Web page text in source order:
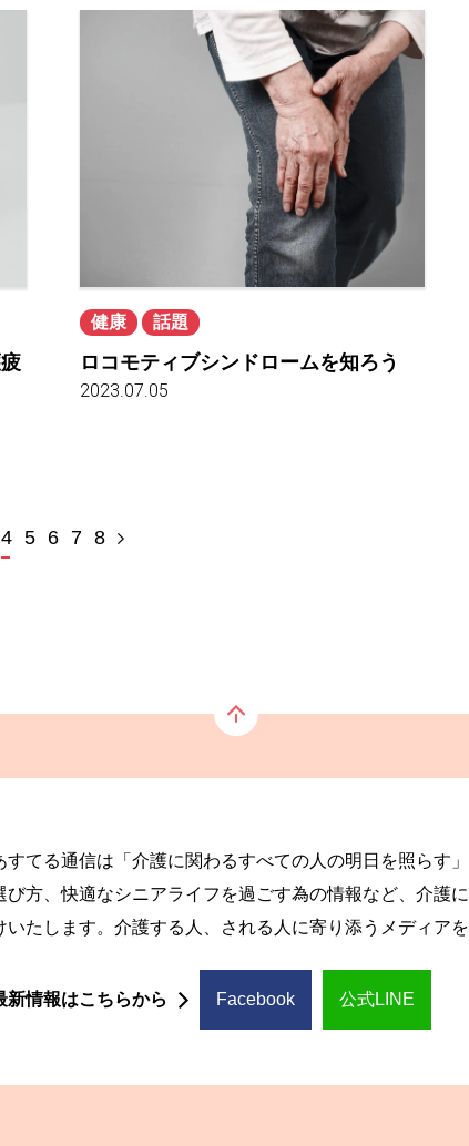
健康 話題
ロコモティブシンドロームを知ろう
2023.07.05
4 5 6 7 8
すてる通信は「介護に関わるすべての人の明日を照らす
び方、快適なシニアライフを過ごす為の情報など、介護
いたします。介護する人、される人に寄り添うメディアを
新情報はこちらから Facebook 公式LINE